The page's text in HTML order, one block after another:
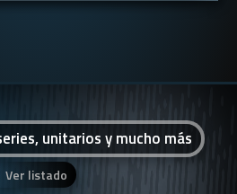
unitarios y mucho más
Ver listado